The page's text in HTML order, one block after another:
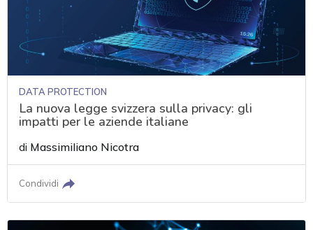
DATA PROTECTION
La nuova legge svizzera sulla privacy: gli
impatti per le aziende italiane
di Massimiliano Nicotra
Condividi